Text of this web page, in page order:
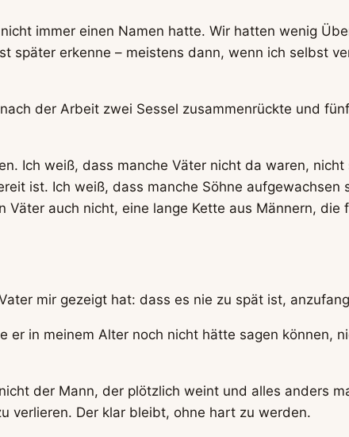
immer einen Namen hatte. Wir hatten wenig
erkenne – meistens dann, wenn ich selbst
der Arbeit zwei Sessel zusammenrückte und
Ich weiß, dass manche Väter nicht da waren,
ist. Ich weiß, dass manche Söhne aufgewachsen
auch nicht, eine lange Kette aus Männern,
mir gezeigt hat: dass es nie zu spät ist,
in meinem Alter noch nicht hätte sagen können,
der Mann, der plötzlich weint und alles anders
verlieren. Der klar bleibt, ohne hart zu werden.